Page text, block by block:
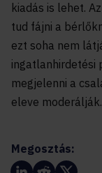
kiadás is lehet.
tud fájni a
ezt soha nem
ingatlanhirdetési
megjelenni a
eleve moderálják.
Megosztás: